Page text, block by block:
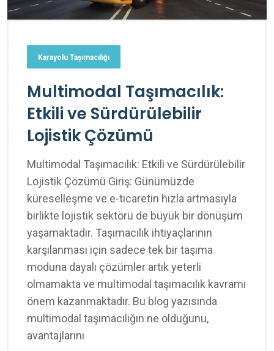
Karayolu Taşımacılığı
Multimodal Taşımacılık:
Etkili ve Sürdürülebilir
Lojistik Çözümü
Multimodal Taşımacılık: Etkili ve Sürdürülebilir
Lojistik Çözümü Giriş: Günümüzde
küreselleşme ve e-ticaretin hızla artmasıyla
birlikte lojistik sektörü de büyük bir dönüşüm
yaşamaktadır. Taşımacılık ihtiyaçlarının
karşılanması için sadece tek bir taşıma
moduna dayalı çözümler artık yeterli
olmamakta ve multimodal taşımacılık kavramı
önem kazanmaktadır. Bu blog yazısında
multimodal taşımacılığın ne olduğunu,
avantajlarını